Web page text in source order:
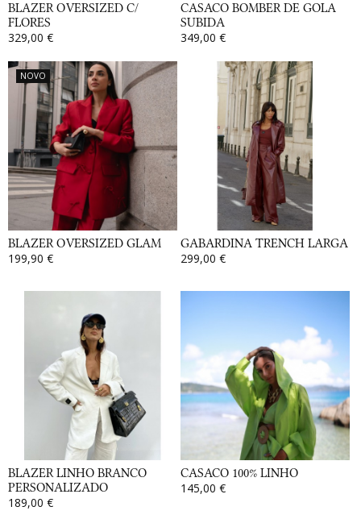
BLAZER OVERSIZED C/
FLORES
329,00 €
CASACO BOMBER DE GOLA
SUBIDA
349,00 €
NOVO
BLAZER OVERSIZED GLAM
199,90 €
GABARDINA TRENCH LARGA
299,00 €
BLAZER LINHO BRANCO
PERSONALIZADO
189,00 €
CASACO 100% LINHO
145,00 €